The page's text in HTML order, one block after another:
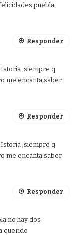
puebla
Istoria ,siempre q
me encanta saber
Responder
Istoria ,siempre q
me encanta saber
Responder
no hay dos
querido
Responder